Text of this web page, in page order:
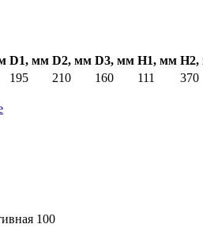
D1, мм D2, мм D3, мм H1, мм
195 210 160 111 370
100